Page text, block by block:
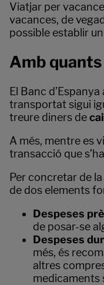
Viatjar per
vacances, de
possible establir
Amb
El Banc
transportat sigui
treure diners de
A més, mentre es
transacció que
Per concretar de
de dos elements
Despeses
de posar-se
Despeses
més, és
altres
medicaments